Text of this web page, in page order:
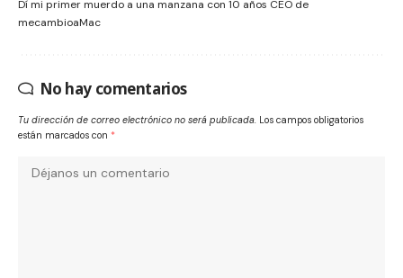
Dí mi primer muerdo a una manzana con 10 años CEO de
mecambioaMac
No hay comentarios
Tu dirección de correo electrónico no será publicada. Los campos obligatorios
están marcados con *